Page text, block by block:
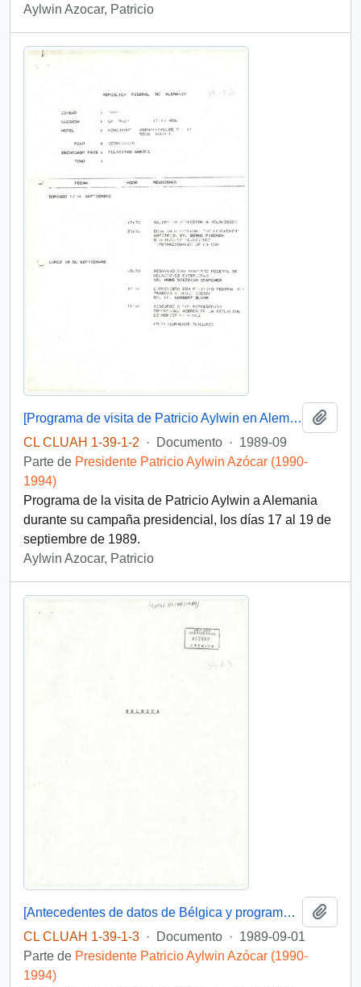
Aylwin Azocar, Patricio
[Programa de visita de Patricio Aylwin en Alemania]
CL CLUAH 1-39-1-2
· Documento · 1989-09
Parte de Presidente Patricio Aylwin Azócar (1990-
1994)
Programa de la visita de Patricio Aylwin a Alemania
durante su campaña presidencial, los días 17 al 19 de
septiembre de 1989.
Aylwin Azocar, Patricio
[Antecedentes de datos de Bélgica y programa de visita de Patricio Aylwin a Bélgica]
CL CLUAH 1-39-1-3 · Documento · 1989-09-01
Parte de Presidente Patricio Aylwin Azócar (1990-
1994)